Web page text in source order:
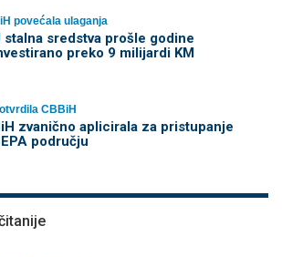
povećala ulaganja
stalna sredstva prošle godine
preko 9 milijardi KM
CBBiH
zvanično aplicirala za pristupanje
području